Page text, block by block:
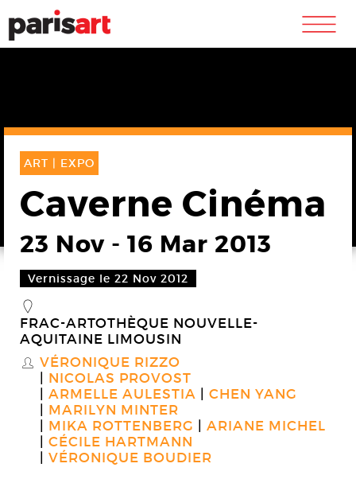
m
ART | EXPO
Caverne Cinéma
23 Nov - 16 Mar 2013
Vernissage le 22 Nov 2012
_
FRAC-ARTOTHÈQUE NOUVELLE-
AQUITAINE LIMOUSIN
S VÉRONIQUE RIZZO
NICOLAS PROVOST
ARMELLE AULESTIA
CHEN YANG
MARILYN MINTER
MIKA ROTTENBERG
ARIANE MICHEL
CÉCILE HARTMANN
VÉRONIQUE BOUDIER